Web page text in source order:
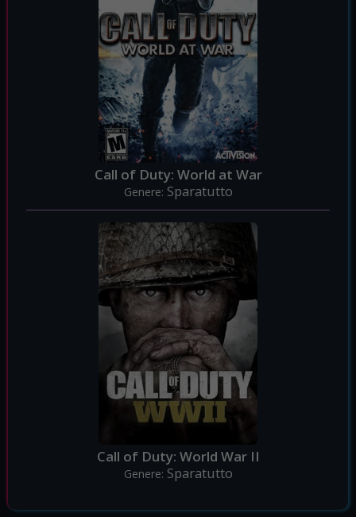
Call of Duty: World at War
Genere: Sparatutto
Call of Duty: World War II
Genere: Sparatutto